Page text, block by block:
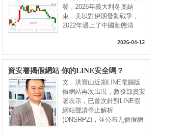
發，2026年義大利冬奧結
束，美以對伊朗發動戰爭，
2022年遇上了中國動態清
2026-04-12
資安署揭假網站 你的LINE安全嗎？
文．洪寶山近期LINE電腦版
假網站再次出現，數發部資安
署表示，已首次針對LINE假
網站聲請停止解析
(DNSRPZ)，並公布九個假網